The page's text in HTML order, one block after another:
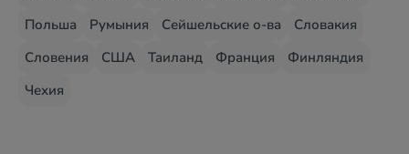
Польша
Румыния Сейшельские о-ва
Словакия
Словения
США Таиланд Франция
Финляндия
Чехия